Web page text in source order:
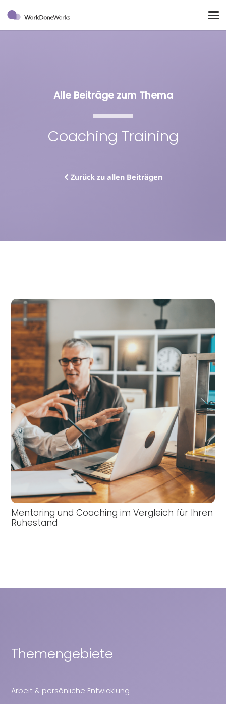
Alle Beiträge zum Thema
Coaching Training
Zurück zu allen Beiträgen
Mentoring und Coaching im Vergleich für Ihren
Ruhestand
Themengebiete
Arbeit & persönliche Entwicklung